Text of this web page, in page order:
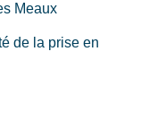
Meaux
de la prise en